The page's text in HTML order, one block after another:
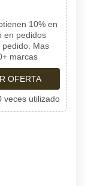
10% en
en pedidos
Mas
marcas
OFERTA
veces utilizado